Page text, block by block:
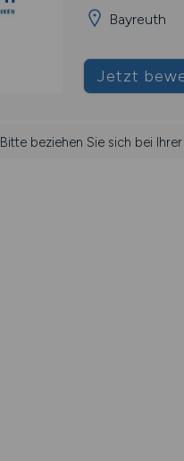
Bayreuth
Jetzt
Bitte beziehen Sie sich bei